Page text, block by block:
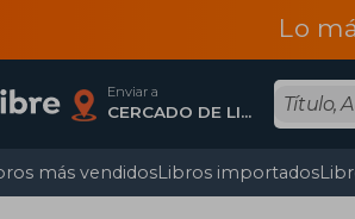
Lo
Enviar a
CERCADO DE LIMA, Lima
más vendidosLibros importados